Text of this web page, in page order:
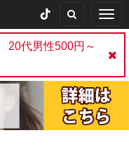
20代男性500円～